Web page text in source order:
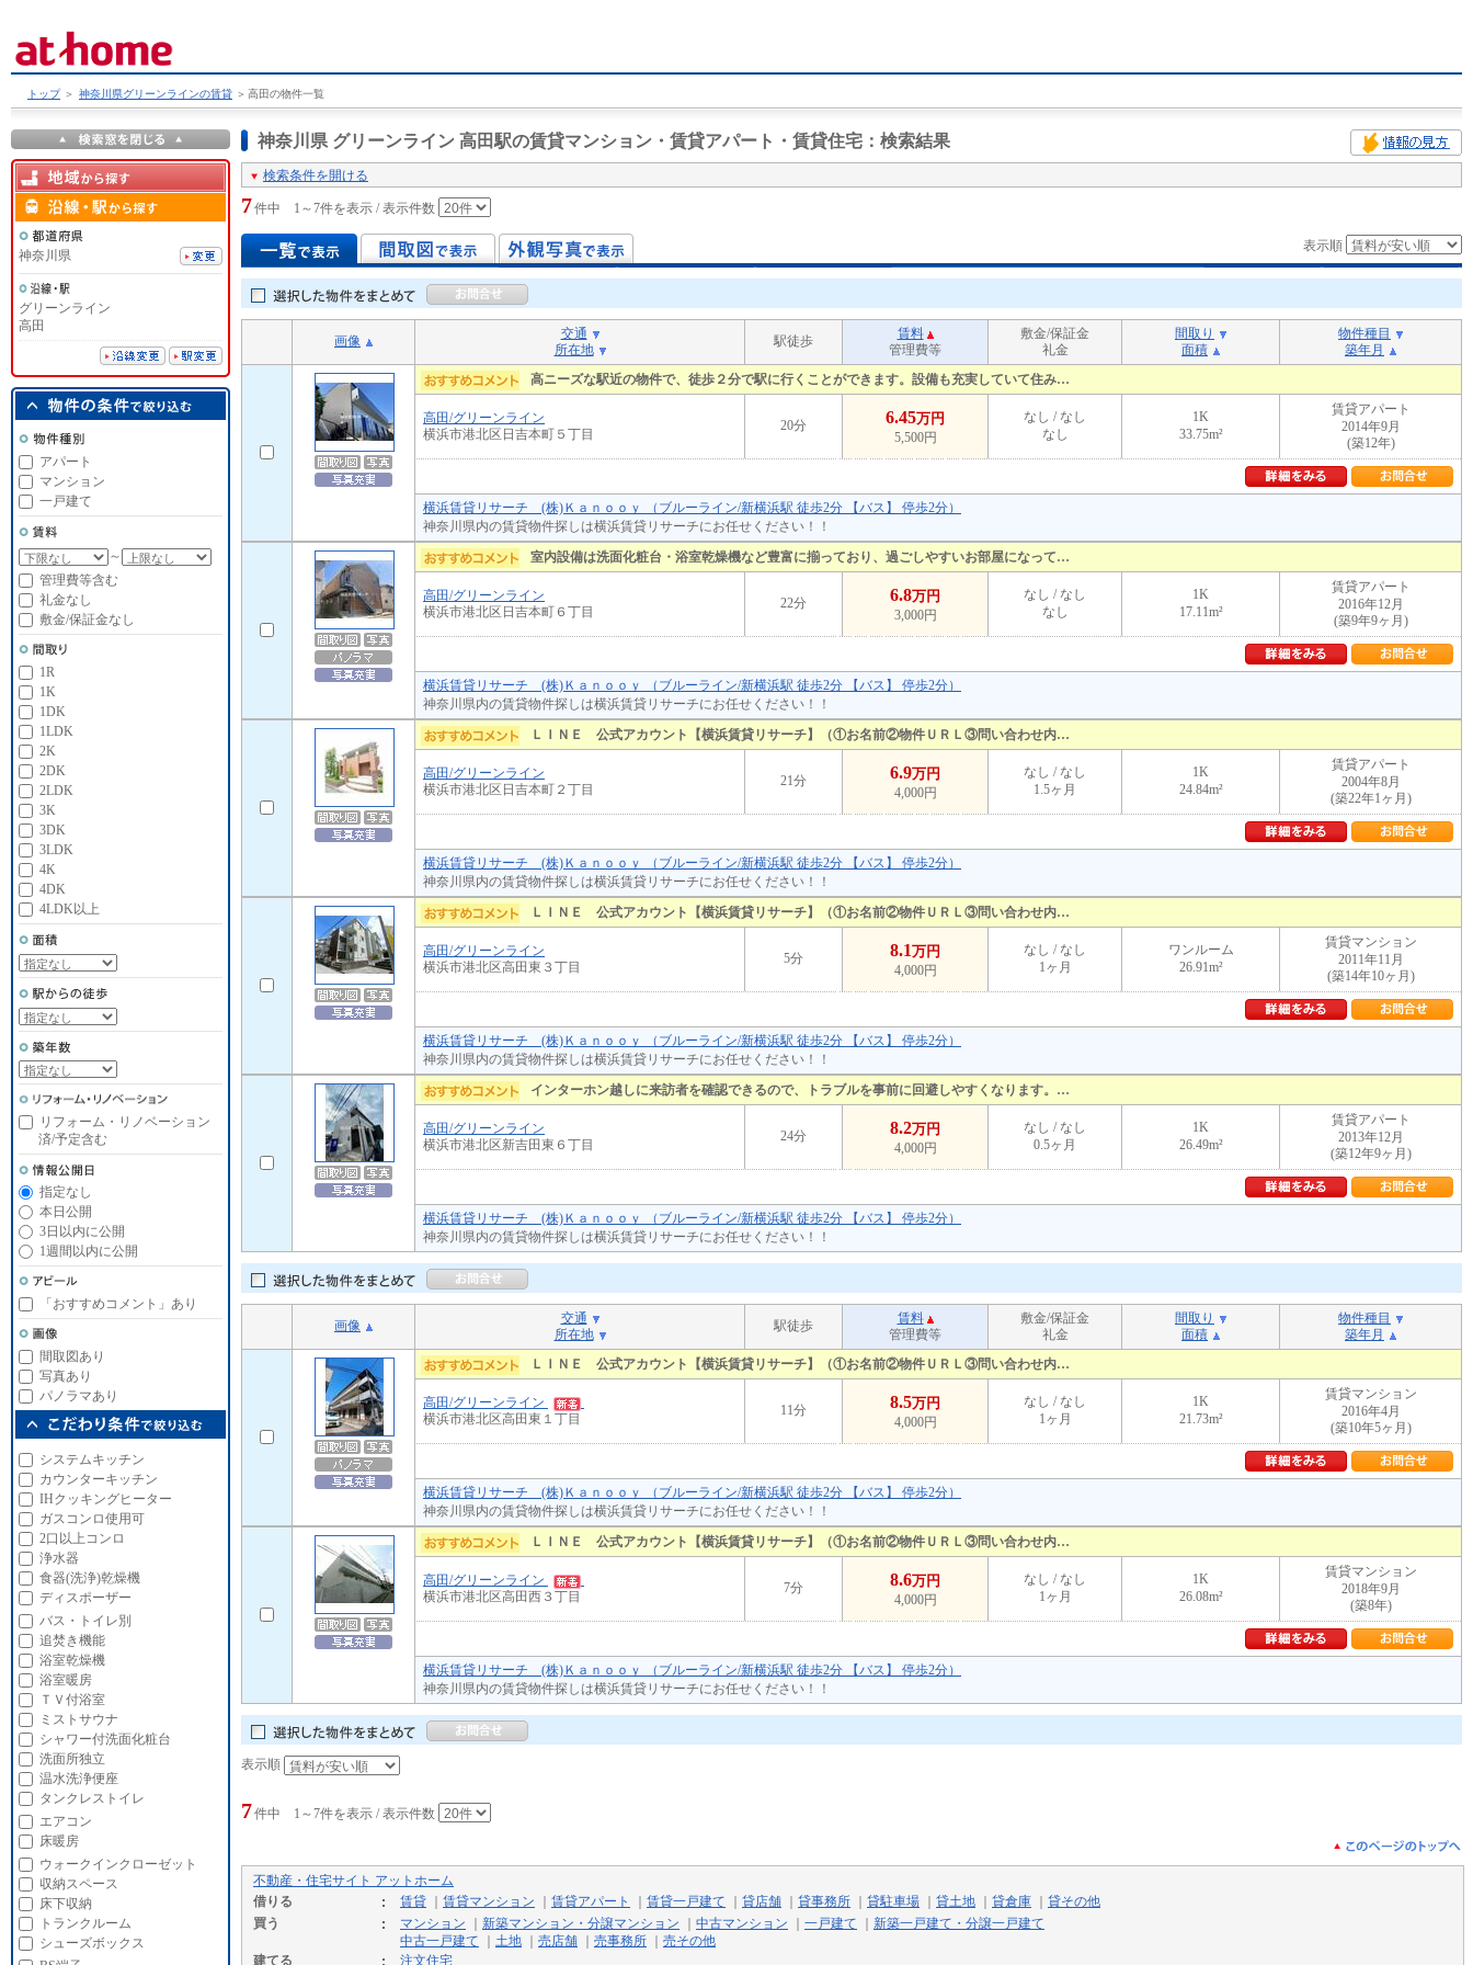
トップ ＞ 神奈川県グリーンラインの賃貸 ＞ 高田の物件一覧
神奈川県 グリーンライン 高田駅の賃貸マンション・賃貸アパート・賃貸住宅 ：検索結果
検索条件を開ける
7件中 1～7件を表示 / 表示件数
表示順
画像
交通
所在地
駅徒歩
賃料
管理費等
敷金/保証金
礼金
間取り
面積
物件種目
築年月
高ニーズな駅近の物件で、徒歩２分で駅に行くことができます。設備も充実していて住み…
高田/グリーンライン
横浜市港北区日吉本町５丁目
20分 6.45万円
5,500円
なし / なし
なし
1K
33.75m²
賃貸アパート
2014年9月
(築12年)
横浜賃貸リサーチ (株)Ｋａｎｏｏｙ （ブルーライン/新横浜駅 徒歩2分 【バス】 停歩2分）
神奈川県内の賃貸物件探しは横浜賃貸リサーチにお任せください！！
室内設備は洗面化粧台・浴室乾燥機など豊富に揃っており、過ごしやすいお部屋になって…
高田/グリーンライン
横浜市港北区日吉本町６丁目
22分 6.8万円
3,000円
なし / なし
なし
1K
17.11m²
賃貸アパート
2016年12月
(築9年9ヶ月)
横浜賃貸リサーチ (株)Ｋａｎｏｏｙ （ブルーライン/新横浜駅 徒歩2分 【バス】 停歩2分）
神奈川県内の賃貸物件探しは横浜賃貸リサーチにお任せください！！
ＬＩＮＥ 公式アカウント【横浜賃貸リサーチ】（①お名前②物件ＵＲＬ③問い合わせ内…
高田/グリーンライン
横浜市港北区日吉本町２丁目
21分 6.9万円
4,000円
なし / なし
1.5ヶ月
1K
24.84m²
賃貸アパート
2004年8月
(築22年1ヶ月)
横浜賃貸リサーチ (株)Ｋａｎｏｏｙ （ブルーライン/新横浜駅 徒歩2分 【バス】 停歩2分）
神奈川県内の賃貸物件探しは横浜賃貸リサーチにお任せください！！
ＬＩＮＥ 公式アカウント【横浜賃貸リサーチ】（①お名前②物件ＵＲＬ③問い合わせ内…
高田/グリーンライン
横浜市港北区高田東３丁目
5分 8.1万円
4,000円
なし / なし
1ヶ月
ワンルーム
26.91m²
賃貸マンション
2011年11月
(築14年10ヶ月)
横浜賃貸リサーチ (株)Ｋａｎｏｏｙ （ブルーライン/新横浜駅 徒歩2分 【バス】 停歩2分）
神奈川県内の賃貸物件探しは横浜賃貸リサーチにお任せください！！
インターホン越しに来訪者を確認できるので、トラブルを事前に回避しやすくなります。…
高田/グリーンライン
横浜市港北区新吉田東６丁目
24分 8.2万円
4,000円
なし / なし
0.5ヶ月
1K
26.49m²
賃貸アパート
2013年12月
(築12年9ヶ月)
横浜賃貸リサーチ (株)Ｋａｎｏｏｙ （ブルーライン/新横浜駅 徒歩2分 【バス】 停歩2分）
神奈川県内の賃貸物件探しは横浜賃貸リサーチにお任せください！！
画像
交通
所在地
駅徒歩
賃料
管理費等
敷金/保証金
礼金
間取り
面積
物件種目
築年月
ＬＩＮＥ 公式アカウント【横浜賃貸リサーチ】（①お名前②物件ＵＲＬ③問い合わせ内…
高田/グリーンライン
横浜市港北区高田東１丁目
11分 8.5万円
4,000円
なし / なし
1ヶ月
1K
21.73m²
賃貸マンション
2016年4月
(築10年5ヶ月)
横浜賃貸リサーチ (株)Ｋａｎｏｏｙ （ブルーライン/新横浜駅 徒歩2分 【バス】 停歩2分）
神奈川県内の賃貸物件探しは横浜賃貸リサーチにお任せください！！
ＬＩＮＥ 公式アカウント【横浜賃貸リサーチ】（①お名前②物件ＵＲＬ③問い合わせ内…
高田/グリーンライン
横浜市港北区高田西３丁目
7分 8.6万円
4,000円
なし / なし
1ヶ月
1K
26.08m²
賃貸マンション
2018年9月
(築8年)
横浜賃貸リサーチ (株)Ｋａｎｏｏｙ （ブルーライン/新横浜駅 徒歩2分 【バス】 停歩2分）
神奈川県内の賃貸物件探しは横浜賃貸リサーチにお任せください！！
表示順
7件中 1～7件を表示 / 表示件数
不動産・住宅サイト アットホーム
借りる
賃貸 賃貸マンション 賃貸アパート 賃貸一戸建て 貸店舗 貸事務所 貸駐車場 貸土地 貸倉庫
貸その他
買う
マンション 新築マンション・分譲マンション 中古マンション 一戸建て
新築一戸建て・分譲一戸建て
中古一戸建て
土地 売店舗 売事務所
売その他
建てる
注文住宅
神奈川県
グリーンライン
高田
アパート
マンション
一戸建て
～
管理費等含む
礼金なし
敷金/保証金なし
1R
1K
1DK
1LDK
2K
2DK
2LDK
3K
3DK
3LDK
4K
4DK
4LDK以上
リフォーム・リノベーション
済/予定含む
指定なし
本日公開
3日以内に公開
1週間以内に公開
「おすすめコメント」あり
間取図あり
写真あり
パノラマあり
システムキッチン
カウンターキッチン
IHクッキングヒーター
ガスコンロ使用可
2口以上コンロ
浄水器
食器(洗浄)乾燥機
ディスポーザー
バス・トイレ別
追焚き機能
浴室乾燥機
浴室暖房
ＴＶ付浴室
ミストサウナ
シャワー付洗面化粧台
洗面所独立
温水洗浄便座
タンクレストイレ
エアコン
床暖房
ウォークインクローゼット
収納スペース
床下収納
トランクルーム
シューズボックス